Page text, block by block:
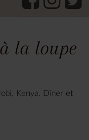
la loupe
Kenya. Dîner et